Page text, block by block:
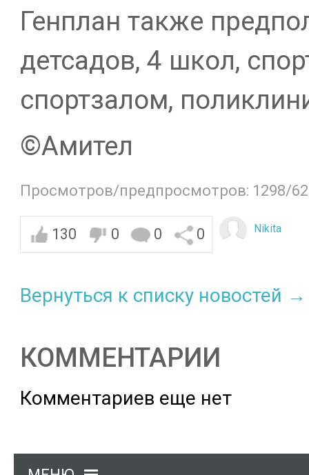
Генплан также
детсадов, 4 школ,
спортзалом,
©Амител
Просмотров/предпросмотров: 1298/
130 0 0 0 Nikita
Вернуться к списку новостей →
КОММЕНТАРИИ
Комментариев еще нет